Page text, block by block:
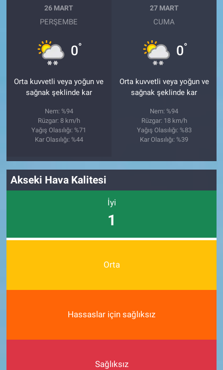
26 MART
PERŞEMBE
0°
Orta kuvvetli veya yoğun ve
sağnak şeklinde kar
Nem: %94
Rüzgar: 8 km/h
Yağış Olasılığı: %71
Kar Olasılığı: %44
27 MART
CUMA
0°
Orta kuvvetli veya yoğun ve
sağnak şeklinde kar
Nem: %94
Rüzgar: 18 km/h
Yağış Olasılığı: %83
Kar Olasılığı: %39
Akseki Hava Kalitesi
İyi
1
Orta
Hassaslar için sağlıksız
Sağlıksız